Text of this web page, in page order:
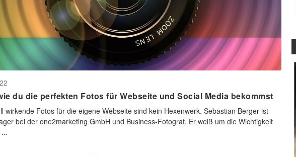
du die perfekten Fotos für Webseite und Social Media bekommst
wirkende Fotos für die eigene Webseite sind kein Hexenwerk. Sebastian Berger ist
bei der one2marketing GmbH und Business-Fotograf. Er weiß um die Wichtigkeit